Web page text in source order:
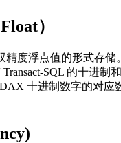
）
精度浮点值的形式存储
SQL 的十进制
十进制数字的对应